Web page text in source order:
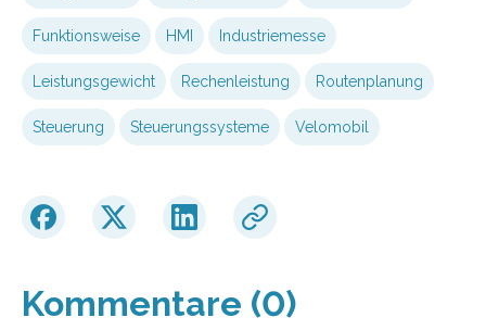
Funktionsweise HMI Industriemesse
Leistungsgewicht Rechenleistung Routenplanung
Steuerung Steuerungssysteme Velomobil
Kommentare (0)